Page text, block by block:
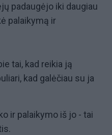
padaugėjo iki daugiau
palaikymą ir
tai, kad reikia ją
kad galėčiau su ja
ir palaikymo iš jo - tai